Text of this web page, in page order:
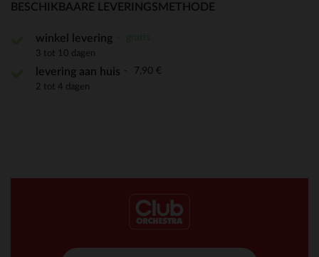
BESCHIKBAARE LEVERINGSMETHODE
winkel levering
3 tot 10 dagen
levering aan huis 7,90 €
2 tot 4 dagen